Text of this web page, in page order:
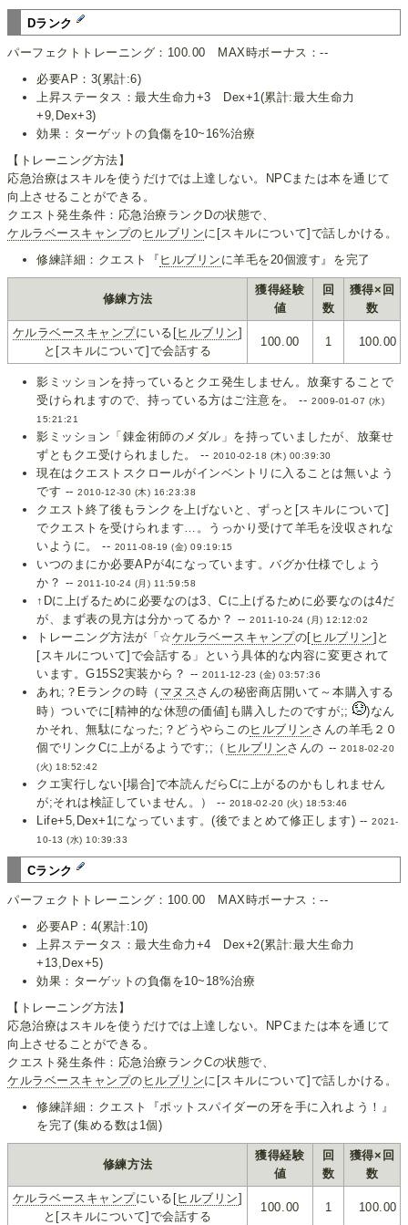
Dランク
パーフェクトトレーニング：100.00 MAX時ボーナス：--
必要AP：3(累計:6)
上昇ステータス：最大生命力+3 Dex+1(累計:最大生命力
+9,Dex+3)
効果：ターゲットの負傷を10~16%治療
【トレーニング方法】
応急治療はスキルを使うだけでは上達しない。NPCまたは本を通じて
向上させることができる。
クエスト発生条件：応急治療ランクDの状態で、
ケルラベースキャンプの ヒルブリンに[スキルについて]で話しかける。
修練詳細：クエスト『 ヒルブリン に羊毛を20個渡す』を完了
修練方法
獲得経験
値
回
数
獲得×回
数
ケルラベースキャンプにいる[ヒルブリン]
と[スキルについて]で会話する
100.00 1 100.00
影ミッションを持っているとクエ発生しません。放棄することで
受けられますので、持っている方はご注意を。 --2009-01-07 (水)
15:21:21
影ミッション「錬金術師のメダル」を持っていましたが、放棄せ
ずともクエ受けられました。 -- 2010-02-18 (木) 00:39:30
現在はクエストスクロールがインベントリに入ることは無いよう
です --2010-12-30 (木) 16:23:38
クエスト終了後もランクを上げないと、ずっと[スキルについて]
でクエストを受けられます…。うっかり受けて羊毛を没収されな
いように。 -- 2011-08-19 (金) 09:19:15
いつのまにか必要APが4になっています。バグか仕様でしょう
か？ --2011-10-24 (月) 11:59:58
↑Dに上げるために必要なのは3、Cに上げるために必要なのは4だ
が、まず表の見方は分かってるか？ --2011-10-24 (月) 12:12:02
トレーニング方法が「☆ケルラベースキャンプの[ ヒルブリン]と
[スキルについて]で会話する」という具体的な内容に変更されて
います。G15S2実装から？ --2011-12-23 (金) 03:57:36
あれ;？Eランクの時（ マヌス さんの秘密商店開いて～本購入する
時）ついでに[精神的な休憩の価値]も購入したのですが;;
)なん
かそれ、無駄になった;？どうやらこのヒルブリン さんの羊毛２０
個でリンクCに上がるようです;;（ ヒルブリンさんの --2018-02-20
(火) 18:52:42
クエ実行しない[場合]で本読んだらCに上がるのかもしれません
が;それは検証していません。） -- 2018-02-20 (火) 18:53:46
Life+5,Dex+1になっています。(後でまとめて修正します) --2021-
10-13 (水) 10:39:33
Cランク
パーフェクトトレーニング：100.00 MAX時ボーナス：--
必要AP：4(累計:10)
上昇ステータス：最大生命力+4 Dex+2(累計:最大生命力
+13,Dex+5)
効果：ターゲットの負傷を10~18%治療
【トレーニング方法】
応急治療はスキルを使うだけでは上達しない。NPCまたは本を通じて
向上させることができる。
クエスト発生条件：応急治療ランクCの状態で、
ケルラベースキャンプの ヒルブリンに[スキルについて]で話しかける。
修練詳細：クエスト『ポットスパイダーの牙を手に入れよう！』
を完了(集める数は1個)
修練方法
獲得経験
値
回
数
獲得×回
数
ケルラベースキャンプにいる[ヒルブリン]
と[スキルについて]で会話する
100.00 1 100.00